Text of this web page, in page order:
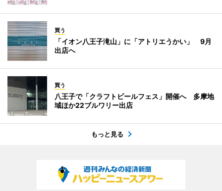
買う
「イオン八王子滝山」に「アトリエうかい」 9月
出店へ
買う
八王子で「クラフトビールフェス」開催へ 多摩地
域ほか22ブルワリー出店
もっと見る